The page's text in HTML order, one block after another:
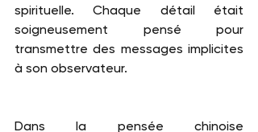
spirituelle. Chaque détail était
soigneusement pensé pour
transmettre des messages implicites
à son observateur.
Dans la pensée chinoise